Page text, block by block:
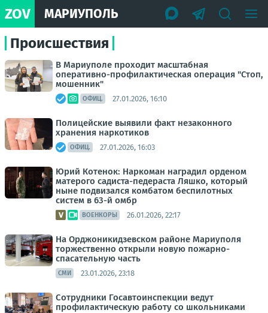
ZOV МАРИУПОЛЬ
Происшествия
В Мариуполе проходит масштабная
оперативно-профилактическая операция "Стоп,
мошенник"
ОФИЦ. 27.01.2026, 16:10
Полицейские выявили факт незаконного
хранения наркотиков
ОФИЦ. 27.01.2026, 16:03
Юрий Котенок: Наркоман наградил орденом
матерого садиста-педераста Ляшко, который
ныне подвизался комбатом беспилотных
систем в 63-й омбр
ВОЕНКОРЫ 26.01.2026, 22:17
На Орджоникидзевском районе Мариуполя
торжественно открыли новую пожарно-
спасательную часть
СМИ 23.01.2026, 23:18
Сотрудники Госавтоинспекции ведут
профилактическую работу со школьниками